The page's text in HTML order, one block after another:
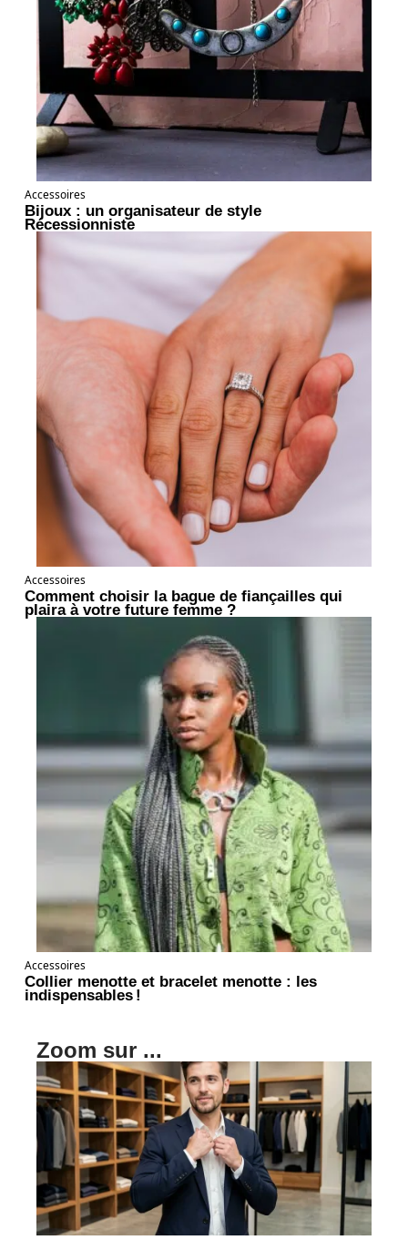
Accessoires
Bijoux : un organisateur de style
Récessionniste
Accessoires
Comment choisir la bague de fiançailles qui
plaira à votre future femme ?
Accessoires
Collier menotte et bracelet menotte : les
indispensables !
Zoom sur ...